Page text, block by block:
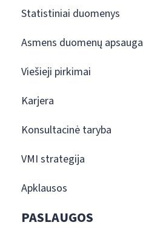
Statistiniai duomenys
Asmens duomenų apsauga
Viešieji pirkimai
Karjera
Konsultacinė taryba
VMI strategija
Apklausos
PASLAUGOS